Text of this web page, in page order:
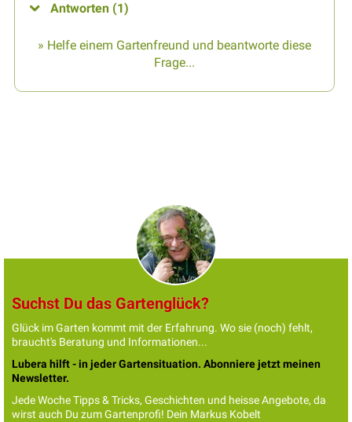
Antworten (1)
» Helfe einem Gartenfreund und beantworte diese
Frage...
Suchst Du das Gartenglück?
Glück im Garten kommt mit der Erfahrung. Wo sie (noch) fehlt,
braucht's Beratung und Informationen...
Lubera hilft - in jeder Gartensituation. Abonniere jetzt meinen
Newsletter.
Jede Woche Tipps & Tricks, Geschichten und heisse Angebote, da
wirst auch Du zum Gartenprofi! Dein Markus Kobelt